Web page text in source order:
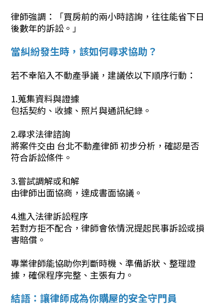
律師強調：「買房前的兩小時諮詢，往往能省下日
後數年的訴訟。」
當糾紛發生時，該如何尋求協助？
若不幸陷入不動產爭議，建議依以下順序行動：
1.蒐集資料與證據
包括契約、收據、照片與通訊紀錄。
2.尋求法律諮詢
將案件交由 台北不動產律師 初步分析，確認是否
符合訴訟條件。
3.嘗試調解或和解
由律師出面協商，達成書面協議。
4.進入法律訴訟程序
若對方拒不配合，律師會依情況提起民事訴訟或損
害賠償。
專業律師能協助你判斷時機、準備訴狀、整理證
據，確保程序完整、主張有力。
結語：讓律師成為你購屋的安全守門員